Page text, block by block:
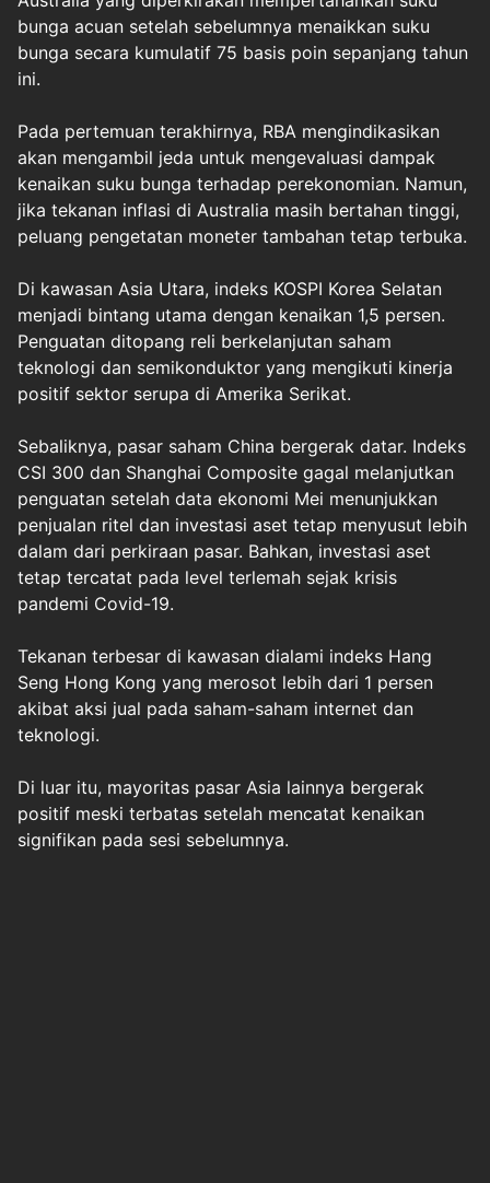
bunga acuan setelah sebelumnya menaikkan suku
bunga secara kumulatif 75 basis poin sepanjang tahun
ini.
Pada pertemuan terakhirnya, RBA mengindikasikan
akan mengambil jeda untuk mengevaluasi dampak
kenaikan suku bunga terhadap perekonomian. Namun,
jika tekanan inflasi di Australia masih bertahan tinggi,
peluang pengetatan moneter tambahan tetap terbuka.
Di kawasan Asia Utara, indeks KOSPI Korea Selatan
menjadi bintang utama dengan kenaikan 1,5 persen.
Penguatan ditopang reli berkelanjutan saham
teknologi dan semikonduktor yang mengikuti kinerja
positif sektor serupa di Amerika Serikat.
Sebaliknya, pasar saham China bergerak datar. Indeks
CSI 300 dan Shanghai Composite gagal melanjutkan
penguatan setelah data ekonomi Mei menunjukkan
penjualan ritel dan investasi aset tetap menyusut lebih
dalam dari perkiraan pasar. Bahkan, investasi aset
tetap tercatat pada level terlemah sejak krisis
pandemi Covid-19.
Tekanan terbesar di kawasan dialami indeks Hang
Seng Hong Kong yang merosot lebih dari 1 persen
akibat aksi jual pada saham-saham internet dan
teknologi.
Di luar itu, mayoritas pasar Asia lainnya bergerak
positif meski terbatas setelah mencatat kenaikan
signifikan pada sesi sebelumnya.